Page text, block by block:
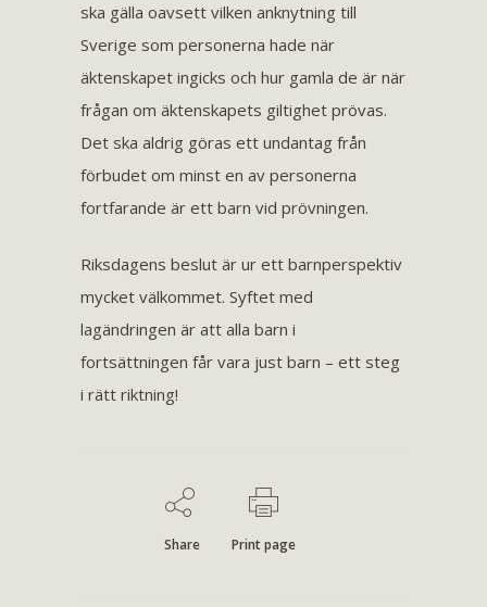
ska gälla oavsett vilken anknytning till
Sverige som personerna hade när
äktenskapet ingicks och hur gamla de är när
frågan om äktenskapets giltighet prövas.
Det ska aldrig göras ett undantag från
förbudet om minst en av personerna
fortfarande är ett barn vid prövningen.
Riksdagens beslut är ur ett barnperspektiv
mycket välkommet. Syftet med
lagändringen är att alla barn i
fortsättningen får vara just barn – ett steg
i rätt riktning!
Share Print page